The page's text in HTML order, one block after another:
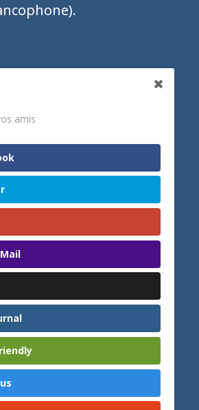
ET POLITIQUE DE
Église adventiste du septième
de Belgique et du Luxembourg.
amis